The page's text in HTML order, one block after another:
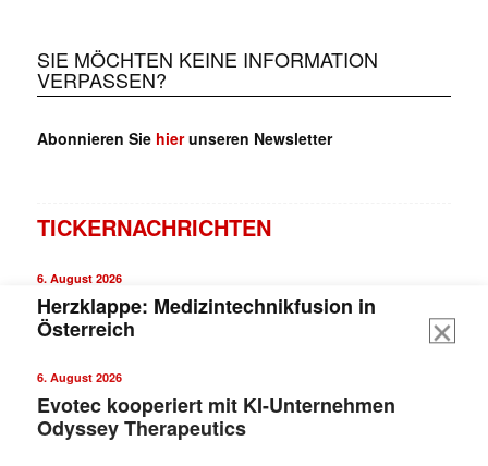
SIE MÖCHTEN KEINE INFORMATION
VERPASSEN?
Abonnieren Sie hierunseren Newsletter
TICKERNACHRICHTEN
6. August 2026
Herzklappe: Medizintechnikfusion in
Österreich
6. August 2026
Evotec kooperiert mit KI-Unternehmen
Odyssey Therapeutics